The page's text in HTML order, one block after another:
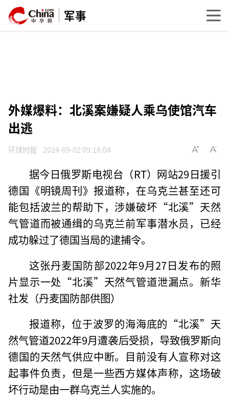
军事
外媒爆料：北溪案嫌疑人乘乌使馆汽车
出逃
环球时报 2024-09-02 09:18:04
据今日俄罗斯电视台（RT）网站29日援引
德国《明镜周刊》报道称，在乌克兰甚至还可
能包括波兰的帮助下，涉嫌破坏“北溪”天然
气管道而被通缉的乌克兰前军事潜水员，已经
成功躲过了德国当局的逮捕令。
这张丹麦国防部2022年9月27日发布的照
片显示一处“北溪”天然气管道泄漏点。新华
社发（丹麦国防部供图）
报道称，位于波罗的海海底的“北溪”天
然气管道2022年9月遭袭后受损，导致俄罗斯向
德国的天然气供应中断。目前没有人宣称对这
起事件负责，但是一些西方媒体声称，这场破
坏行动是由一群乌克兰人实施的。